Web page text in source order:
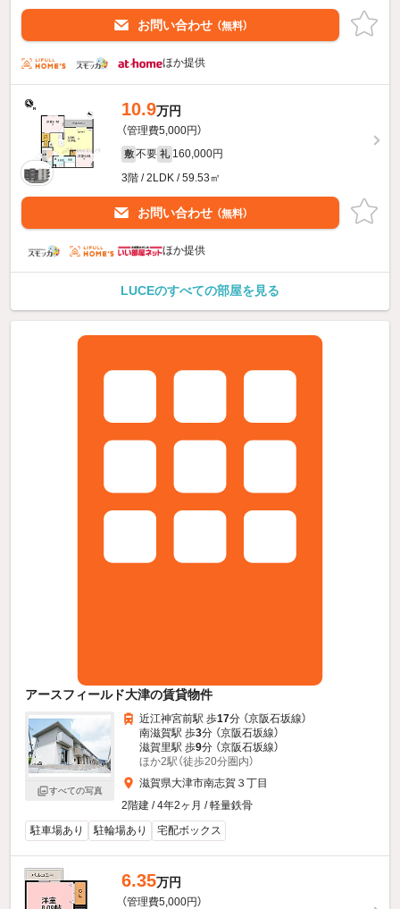
お問い合わせ （無料）
ほか提供
10.9万円
（管理費5,000円）
敷 不要 礼 160,000円
3階 / 2LDK / 59.53㎡
お問い合わせ （無料）
ほか提供
LUCEのすべての部屋を見る
アースフィールド大津の賃貸物件
すべての写真
近江神宮前駅 歩17分 （京阪石坂線）
南滋賀駅 歩3分 （京阪石坂線）
滋賀里駅 歩9分 （京阪石坂線）
ほか2駅（徒歩20分圏内）
滋賀県大津市南志賀３丁目
2階建 / 4年2ヶ月 / 軽量鉄骨
駐車場あり
駐輪場あり 宅配ボックス
6.35万円
（管理費5,000円）